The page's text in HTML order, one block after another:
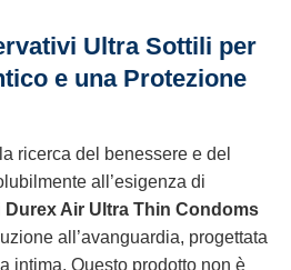
Ultra Sottili per
e una Protezione
ricerca del benessere e del
all’esigenza di
Durex Air Ultra Thin Condoms
all’avanguardia, progettata
intima. Questo prodotto non è